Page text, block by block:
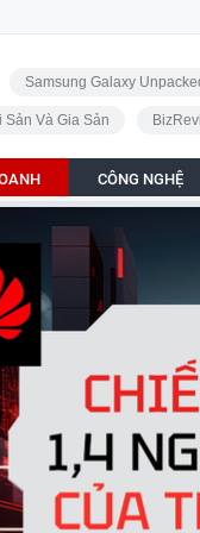
Samsung Galaxy
Sản Và Gia Sản
CÔNG NGHỆ